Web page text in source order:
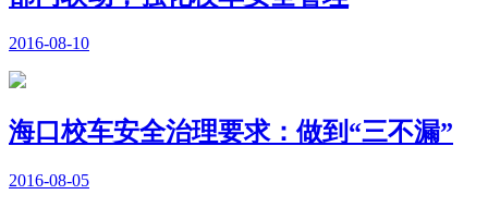
2016-08-10
海口校车安全治理要求：做到“三不漏”
2016-08-05